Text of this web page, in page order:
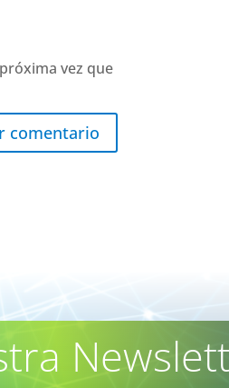
vez que
comentario